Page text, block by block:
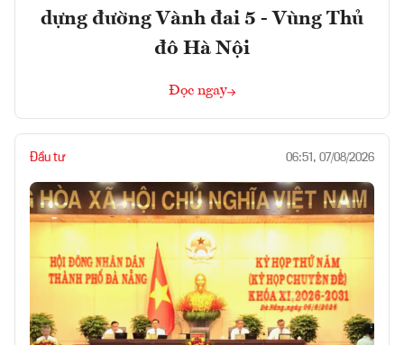
dựng đường Vành đai 5 - Vùng Thủ
đô Hà Nội
Đọc ngay
Đầu tư 06:51, 07/08/2026